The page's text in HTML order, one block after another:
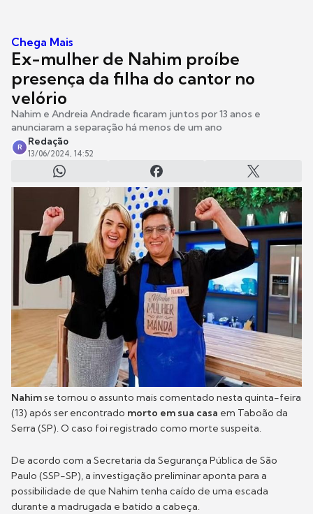
Chega Mais
Ex-mulher de Nahim proíbe
presença da filha do cantor no
velório
Nahim e Andreia Andrade ficaram juntos por 13 anos e
anunciaram a separação há menos de um ano
R
Redação
13/06/2024, 14:52
Nahimse tornou o assunto mais comentado nesta quinta-feira
(13) após ser encontrado morto em sua casa em Taboão da
Serra (SP). O caso foi registrado como morte suspeita.
De acordo com a Secretaria da Segurança Pública de São
Paulo (SSP-SP), a investigação preliminar aponta para a
possibilidade de que Nahim tenha caído de uma escada
durante a madrugada e batido a cabeça.